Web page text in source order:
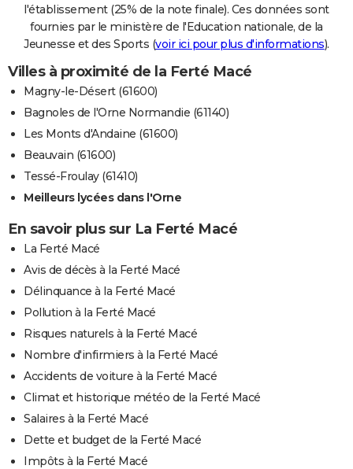
l'établissement (25% de la note finale). Ces données sont
fournies par le ministère de l'Education nationale, de la
Jeunesse et des Sports (voir ici pour plus d'informations).
Villes à proximité de la Ferté Macé
Magny-le-Désert (61600)
Bagnoles de l'Orne Normandie (61140)
Les Monts d'Andaine (61600)
Beauvain (61600)
Tessé-Froulay (61410)
Meilleurs lycées dans l'Orne
En savoir plus sur La Ferté Macé
La Ferté Macé
Avis de décès à la Ferté Macé
Délinquance à la Ferté Macé
Pollution à la Ferté Macé
Risques naturels à la Ferté Macé
Nombre d'infirmiers à la Ferté Macé
Accidents de voiture à la Ferté Macé
Climat et historique météo de la Ferté Macé
Salaires à la Ferté Macé
Dette et budget de la Ferté Macé
Impôts à la Ferté Macé